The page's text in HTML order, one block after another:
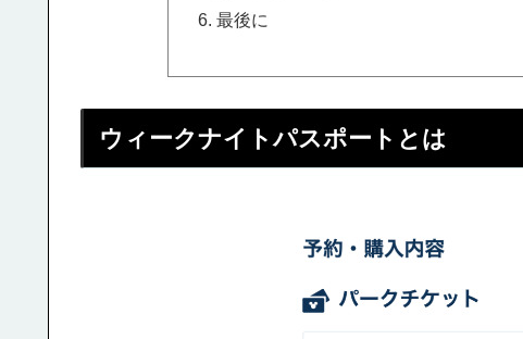
最後に
ウィークナイトパスポートとは